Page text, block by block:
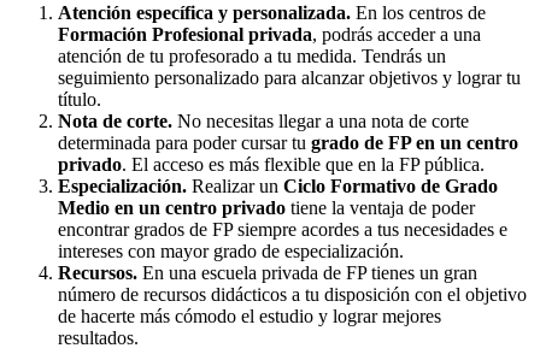
Atención específica y personalizada. En los centros de
Formación Profesional privada, podrás acceder a una
atención de tu profesorado a tu medida. Tendrás un
seguimiento personalizado para alcanzar objetivos y lograr tu
título.
Nota de corte. No necesitas llegar a una nota de corte
determinada para poder cursar tu grado de FP en un centro
privado. El acceso es más flexible que en la FP pública.
Especialización. Realizar un Ciclo Formativo de Grado
Medio en un centro privado tiene la ventaja de poder
encontrar grados de FP siempre acordes a tus necesidades e
intereses con mayor grado de especialización.
Recursos. En una escuela privada de FP tienes un gran
número de recursos didácticos a tu disposición con el objetivo
de hacerte más cómodo el estudio y lograr mejores
resultados.